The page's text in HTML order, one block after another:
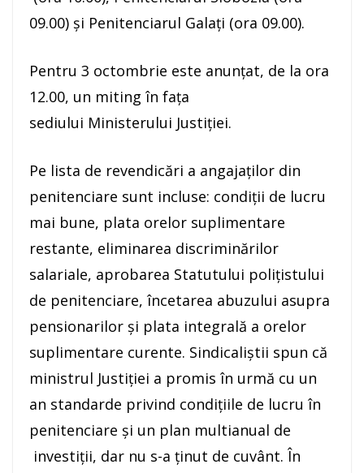
09.00) şi Penitenciarul Galaţi (ora 09.00).
Pentru 3 octombrie este anunţat, de la ora
12.00, un miting în faţa
sediului Ministerului Justiţiei.
Pe lista de revendicări a angajaţilor din
penitenciare sunt incluse: condiţii de lucru
mai bune, plata orelor suplimentare
restante, eliminarea discriminărilor
salariale, aprobarea Statutului poliţistului
de penitenciare, încetarea abuzului asupra
pensionarilor şi plata integrală a orelor
suplimentare curente. Sindicaliştii spun că
ministrul Justiţiei a promis în urmă cu un
an standarde privind condiţiile de lucru în
penitenciare şi un plan multianual de
investiţii, dar nu s-a ţinut de cuvânt. În